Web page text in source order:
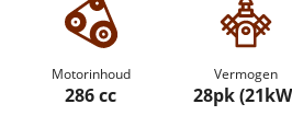
Motorinhoud
286 cc
Vermogen
28pk